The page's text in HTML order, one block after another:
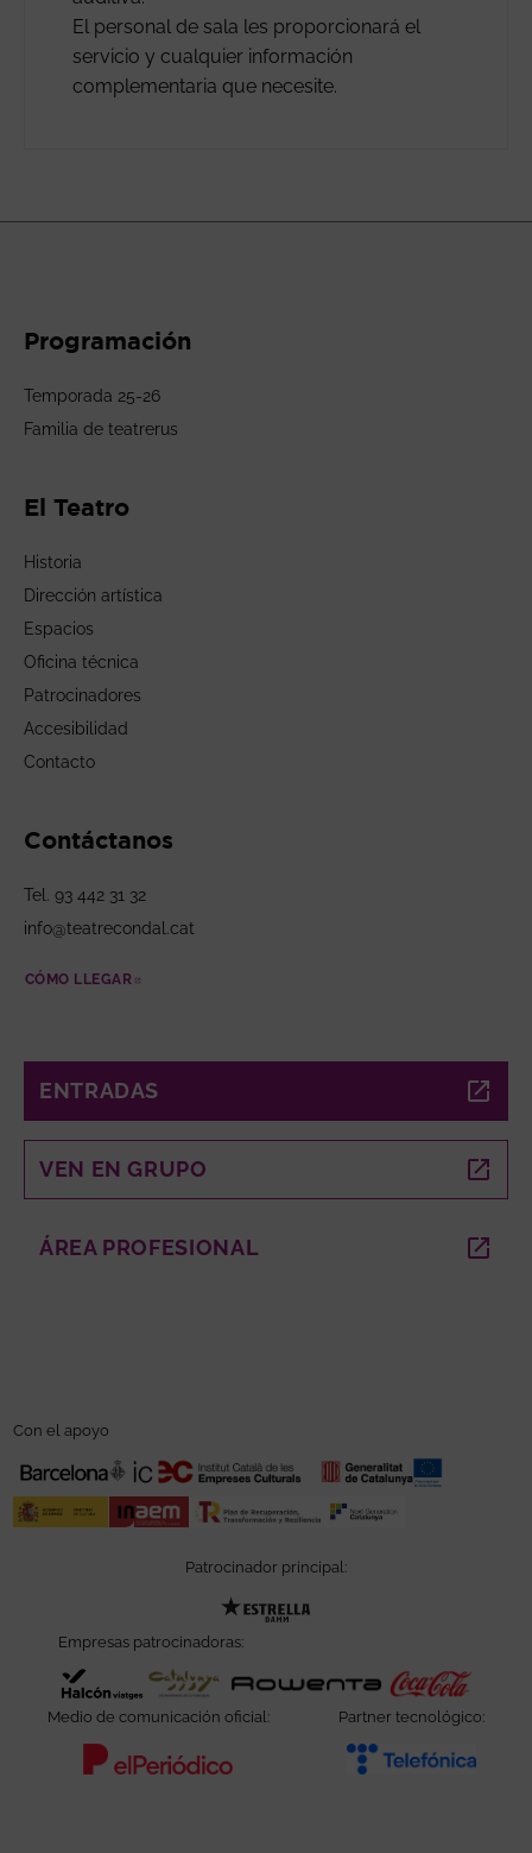
El personal de sala les proporcionará el
servicio y cualquier información
complementaria que necesite.
Programación
Temporada 25-26
Familia de teatrerus
El Teatro
Historia
Dirección artística
Espacios
Oficina técnica
Patrocinadores
Accesibilidad
Contacto
Contáctanos
Tel. 93 442 31 32
info@teatrecondal.cat
CÓMO LLEGAR
ENTRADAS
VEN EN GRUPO
ÁREA PROFESIONAL ABRE EN NUEVA VENTANA
Con el apoyo
Patrocinador principal:
Empresas patrocinadoras:
Abre en nueva ventana
Abre en nueva ventanaAbre en nueva
Medio de comunicación oficial:
Abre en nueva ventana
Partner tecnológico:
Abre